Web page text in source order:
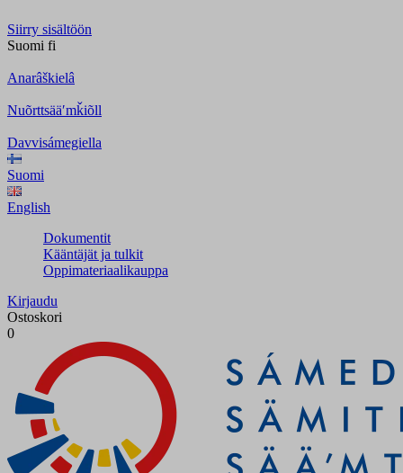
Siirry sisältöön
Suomi fi
Anarâškielâ
Nuõrttsääʹmǩiõll
Davvisámegiella
Suomi
English
Dokumentit
Kääntäjät ja tulkit
Oppimateriaalikauppa
Kirjaudu
Ostoskori
0